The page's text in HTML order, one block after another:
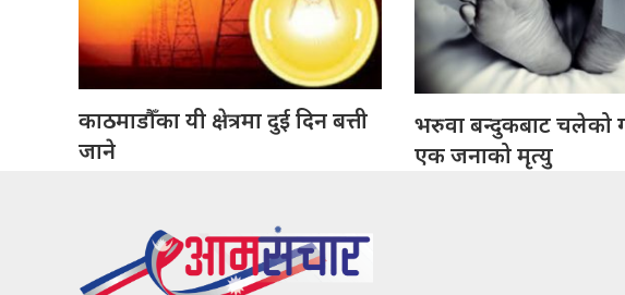
काठमाडौँका यी क्षेत्रमा दुई दिन बत्ती
जाने
भरुवा बन्दुकबाट चलेको
एक जनाको मृत्यु